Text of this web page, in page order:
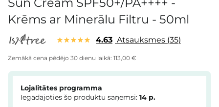
Sun Cream SPF50+/PA++++ -
Krēms ar Minerālu Filtru - 50ml
4.63 Atsauksmes 35
Zemākā cena pēdējo 30 dienu laikā: 113,00 €
Lojalitātes programma
Iegādājoties šo produktu saņemsi: 14 p.